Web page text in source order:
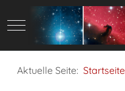
Mobile Menu Toggle
Aktuelle Seite: Startseite